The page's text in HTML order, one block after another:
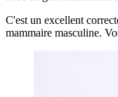
C'est un excellent
mammaire masculine.